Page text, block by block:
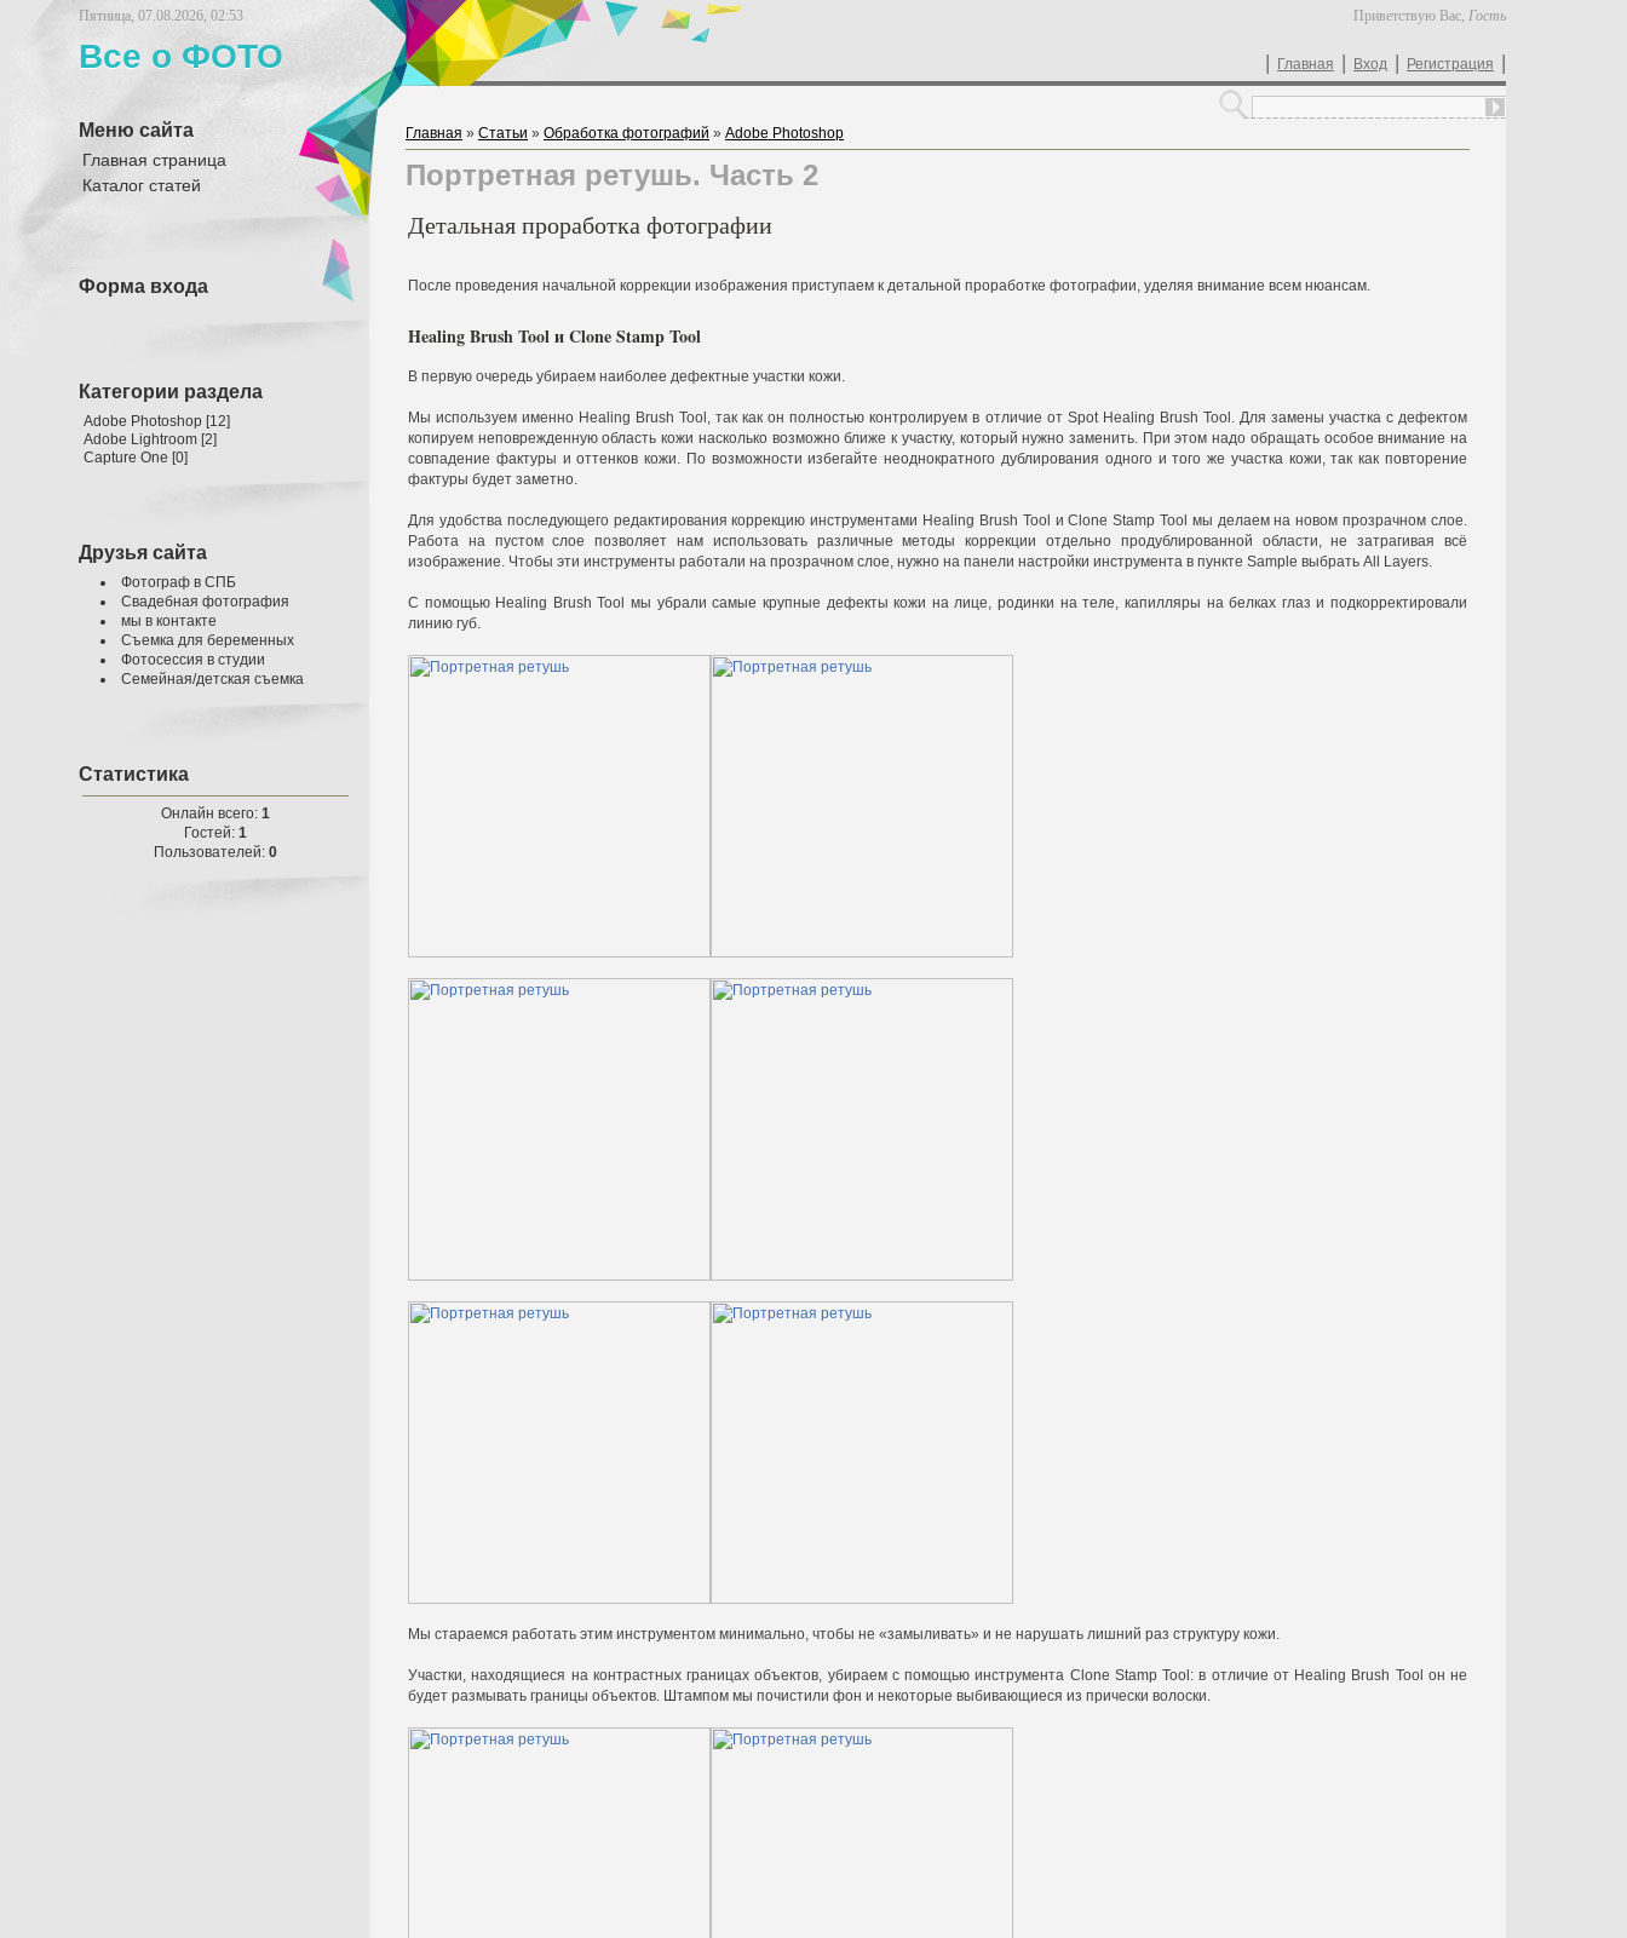
Пятница, 07.08.2026, 02:53 Приветствую Вас, Гость
Все о ФОТО | Главная | Вход | Регистрация |
Меню сайта
Главная страница
Каталог статей
Форма входа
Категории раздела
Adobe Photoshop [12]
Adobe Lightroom [2]
Capture One [0]
Друзья сайта
Фотограф в СПБ
Свадебная фотография
мы в контакте
Съемка для беременных
Фотосессия в студии
Семейная/детская съемка
Статистика
Онлайн всего: 1
Гостей: 1
Пользователей: 0
Главная » Статьи » Обработка фотографий » Adobe Photoshop
Портретная ретушь. Часть 2
Детальная проработка фотографии
После проведения начальной коррекции изображения приступаем к детальной проработке фотографии, уделяя внимание всем нюансам.
Healing Brush Tool и Clone Stamp Tool
В первую очередь убираем наиболее дефектные участки кожи.
Мы используем именно Healing Brush Tool, так как он полностью контролируем в отличие от Spot Healing Brush Tool. Для замены участка с дефектом
копируем неповрежденную область кожи насколько возможно ближе к участку, который нужно заменить. При этом надо обращать особое внимание на
совпадение фактуры и оттенков кожи. По возможности избегайте неоднократного дублирования одного и того же участка кожи, так как повторение
фактуры будет заметно.
Для удобства последующего редактирования коррекцию инструментами Healing Brush Tool и Clone Stamp Tool мы делаем на новом прозрачном слое.
Работа на пустом слое позволяет нам использовать различные методы коррекции отдельно продублированной области, не затрагивая всё
изображение. Чтобы эти инструменты работали на прозрачном слое, нужно на панели настройки инструмента в пункте Sample выбрать All Layers.
С помощью Healing Brush Tool мы убрали самые крупные дефекты кожи на лице, родинки на теле, капилляры на белках глаз и подкорректировали
линию губ.
Мы стараемся работать этим инструментом минимально, чтобы не «замыливать» и не нарушать лишний раз структуру кожи.
Участки, находящиеся на контрастных границах объектов, убираем с помощью инструмента Clone Stamp Tool: в отличие от Healing Brush Tool он не
будет размывать границы объектов. Штампом мы почистили фон и некоторые выбивающиеся из прически волоски.